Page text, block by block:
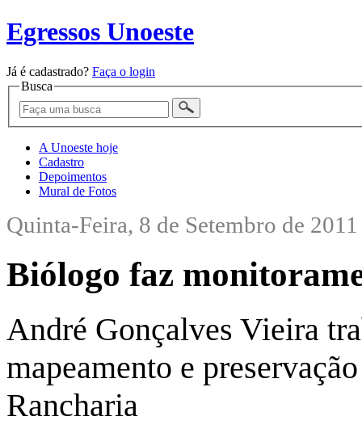
Egressos Unoeste
Já é cadastrado? Faça o login
Busca
A Unoeste hoje
Cadastro
Depoimentos
Mural de Fotos
Quinta-Feira, 8 de Setembro de 2011
Biólogo faz
André Gonçalves Vieira
mapeamento e
Rancharia